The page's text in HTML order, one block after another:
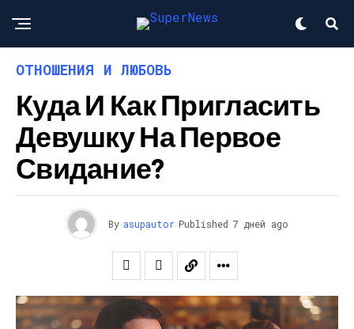
ОТНОШЕНИЯ И ЛЮБОВЬ
Куда И Как Пригласить
Девушку На Первое
Свидание?
By asupautor Published 7 дней ago